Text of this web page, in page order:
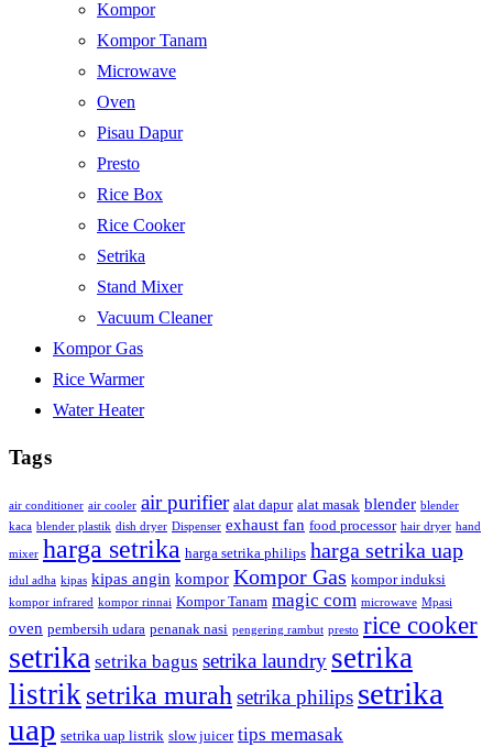
Kompor
Kompor Tanam
Microwave
Oven
Pisau Dapur
Presto
Rice Box
Rice Cooker
Setrika
Stand Mixer
Vacuum Cleaner
Kompor Gas
Rice Warmer
Water Heater
Tags
air conditioner air cooler air purifier alat dapur alat masak blender blender
kaca blender plastik dish dryer Dispenser exhaust fan food processor hair dryer hand
mixer harga setrika harga setrika philips harga setrika uap
idul adha kipas kipas angin kompor Kompor Gas kompor induksi
kompor infrared kompor rinnai Kompor Tanam magic com microwave Mpasi
oven pembersih udara penanak nasi pengering rambut presto rice cooker
setrika setrika bagus setrika laundry setrika
listriksetrika murah setrika philips setrika
uap setrika uap listrik slow juicer tips memasak